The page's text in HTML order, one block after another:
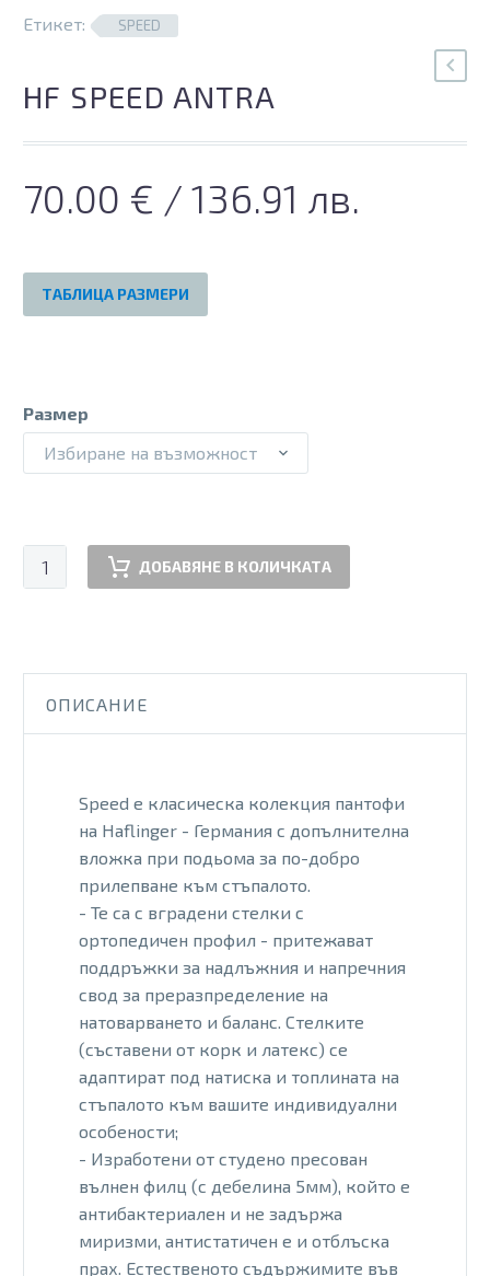
Етикет:
SPEED
HF SPEED ANTRA
70.00 € / 136.91 лв.
ТАБЛИЦА РАЗМЕРИ
Размер
Избиране на възможност
количество
за
ANTRA
ДОБАВЯНЕ В КОЛИЧКАТА
ОПИСАНИЕ
Speed е класическа колекция пантофи
на Haflinger - Германия с допълнителна
вложка при подьома за по-добро
прилепване към стъпалото.
- Те са с вградени стелки с
ортопедичен профил - притежават
поддръжки за надлъжния и напречния
свод за преразпределение на
натоварването и баланс. Стелките
(съставени от корк и латекс) се
адаптират под натиска и топлината на
стъпалото към вашите индивидуални
особености;
- Изработени от студено пресован
вълнен филц (с дебелина 5мм), който е
антибактериален и не задържа
миризми, антистатичен е и отблъска
прах. Естественото съдържимите във